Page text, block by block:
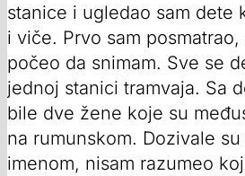
stanice i ugledao sam dete
i viče. Prvo sam posmatrao,
počeo da snimam. Sve se
jednoj stanici tramvaja. Sa
bile dve žene koje su
na rumunskom. Dozivale
imenom, nisam razumeo